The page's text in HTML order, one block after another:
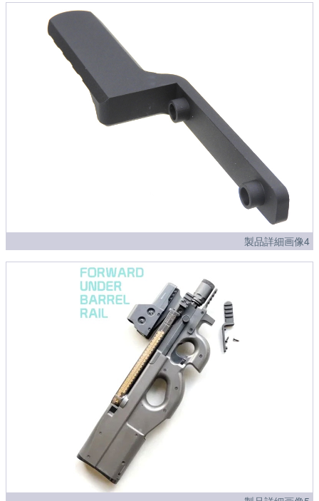
製品詳細画像4